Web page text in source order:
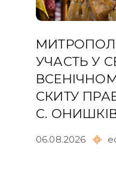
УЧАСТЬ У
СКИТУ
С.
06.08.2026